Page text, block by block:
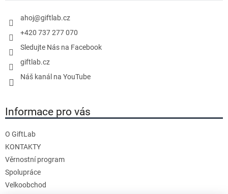
ahoj@giftlab.cz
+420 737 277 070
Sledujte Nás na Facebook
giftlab.cz
Náš kanál na YouTube
Informace pro vás
O GiftLab
KONTAKTY
Věrnostní program
Spolupráce
Velkoobchod